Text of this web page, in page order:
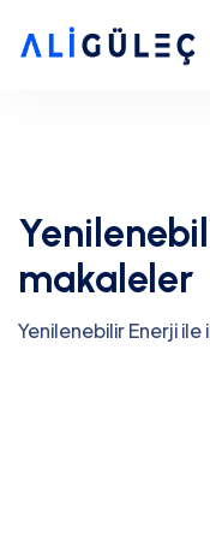
makaleler
Yenilenebilir Enerji